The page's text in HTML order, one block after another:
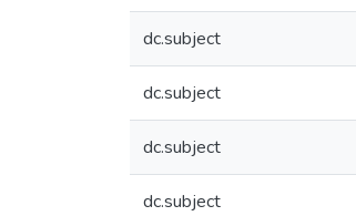
dc.subject
dc.subject
dc.subject
dc.subject